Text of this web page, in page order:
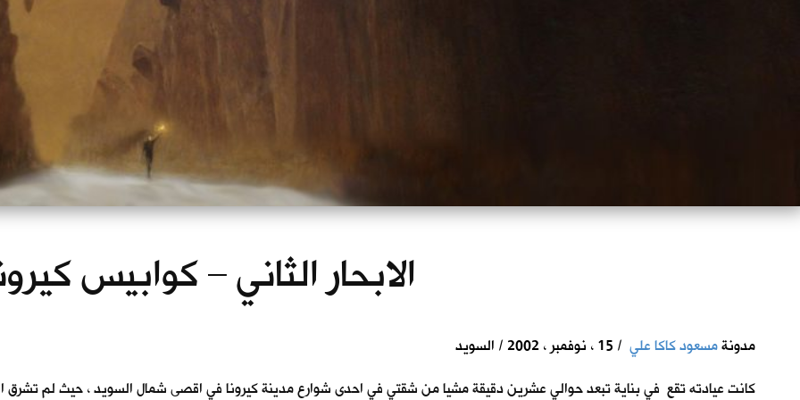
الابحار الثاني – كوابيس
مدونةمسعود كاكا علي / 15 ، نوفمبر ، 2002 / السويد
كانت عيادته تقع في بناية تبعد حوالي عشرين دقيقة مشيا من شقتي في احدى شوارع مدينة كيرونا في اقصى شمال السويد ، حيث لم